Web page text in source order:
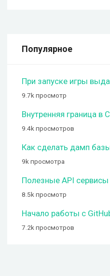
Популярное
При запуске игры
9.7k просмотр
Внутренняя граница в
9.4k просмотров
Как сделать дамп
9k просмотра
Полезные API сервисы
8.5k просмотр
Начало работы с
7.2k просмотров